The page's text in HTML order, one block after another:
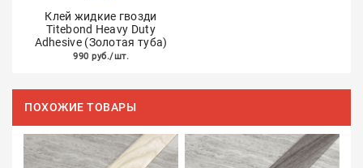
Клей жидкие гвозди
Titebond Heavy Duty
Adhesive (Золотая туба)
990 руб./шт.
ПОХОЖИЕ ТОВАРЫ